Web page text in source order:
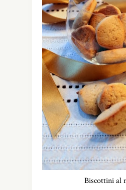
Biscottini al